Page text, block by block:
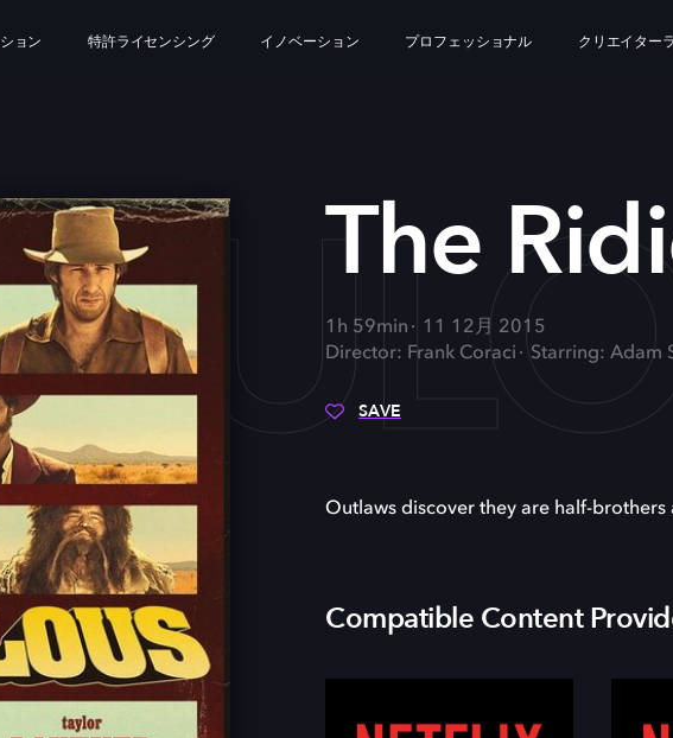
ョン 特許ライセンシング イノベーション プロフェッショナル クリエイター
The
1h 59min
11 12月 2015
Director: Frank Coraci
Starring: Adam
SAVE
Outlaws discover they are half-
Compatible Content